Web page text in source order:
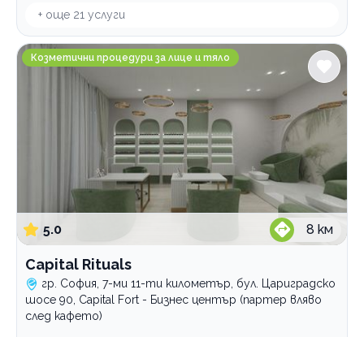
+ още 21 услуги
Capital Rituals
Козметични процедури за лице и тяло
5.0 8 км
Capital Rituals
гр. София, 7-ми 11-ти километър, бул. Цариградско
шосе 90, Capital Fort - Бизнес център (партер вляво
след кафето)